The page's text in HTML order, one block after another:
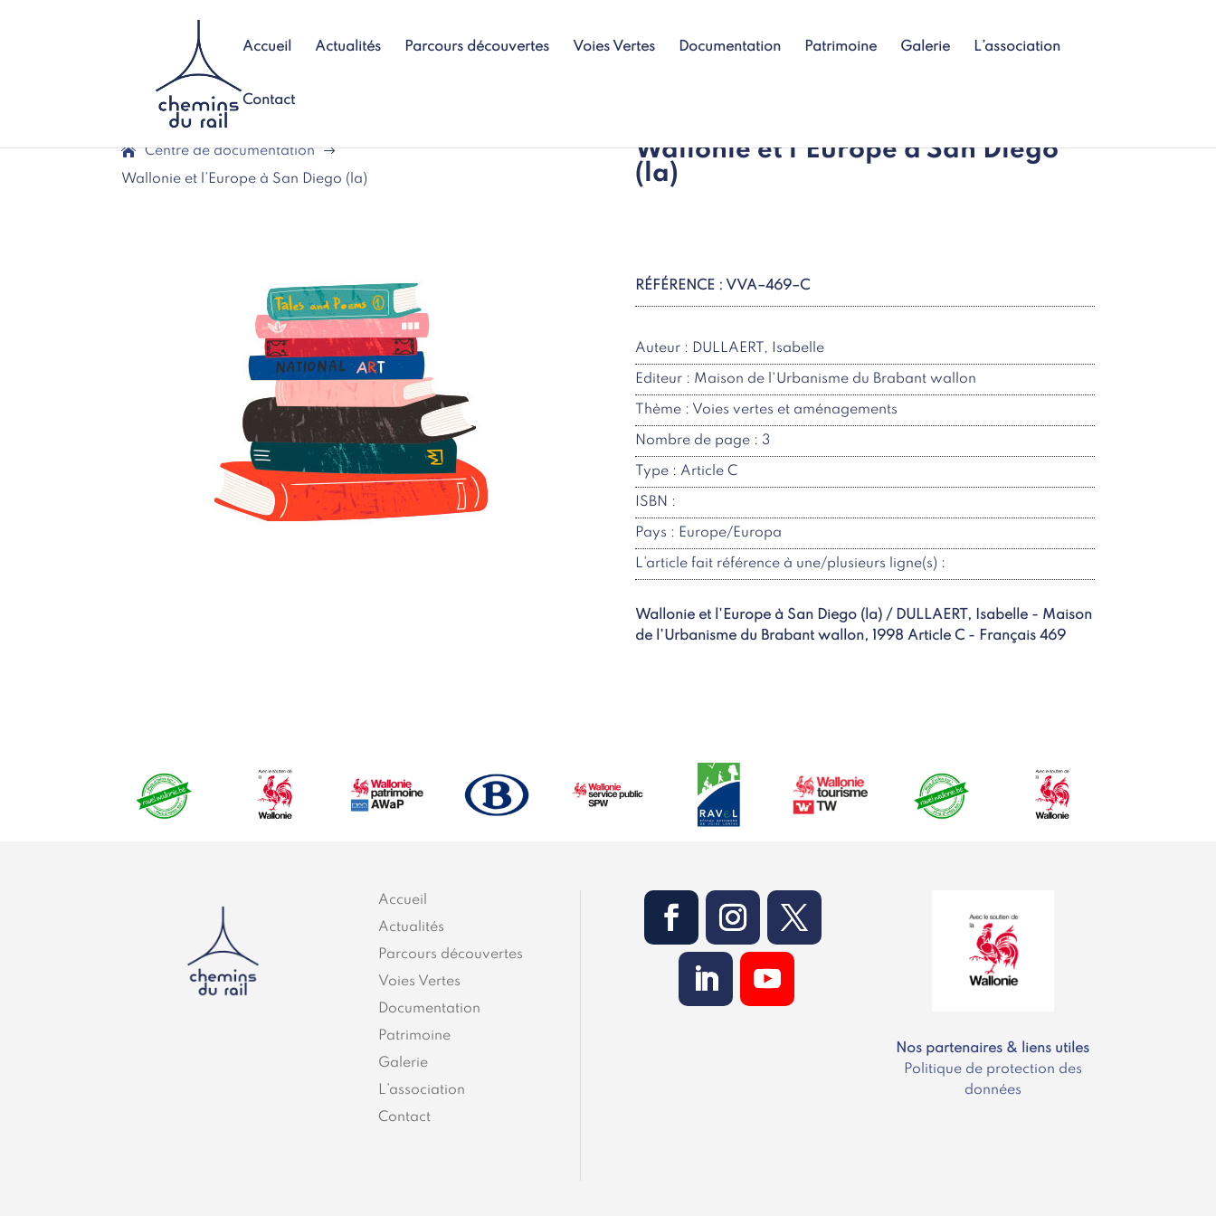
Accueil Actualités Parcours découvertes Voies Vertes Documentation Patrimoine Galerie L’association
Contact
Centre de documentation $
Wallonie et l’Europe à San Diego (la)
Wallonie et l’Europe à San Diego
(la)
RÉFÉRENCE : VVA–469–C
Auteur : DULLAERT, Isabelle
Editeur : Maison de l'Urbanisme du Brabant wallon
Thème : Voies vertes et aménagements
Nombre de page : 3
Type : Article C
ISBN :
Pays : Europe/Europa
L’article fait référence à une/plusieurs ligne(s) :
Wallonie et l'Europe à San Diego (la) / DULLAERT, Isabelle - Maison
de l'Urbanisme du Brabant wallon, 1998 Article C - Français 469
Accueil
Actualités
Parcours découvertes
Voies Vertes
Documentation
Patrimoine
Galerie
L’association
Contact
Nos partenaires & liens utiles
Politique de protection des
données